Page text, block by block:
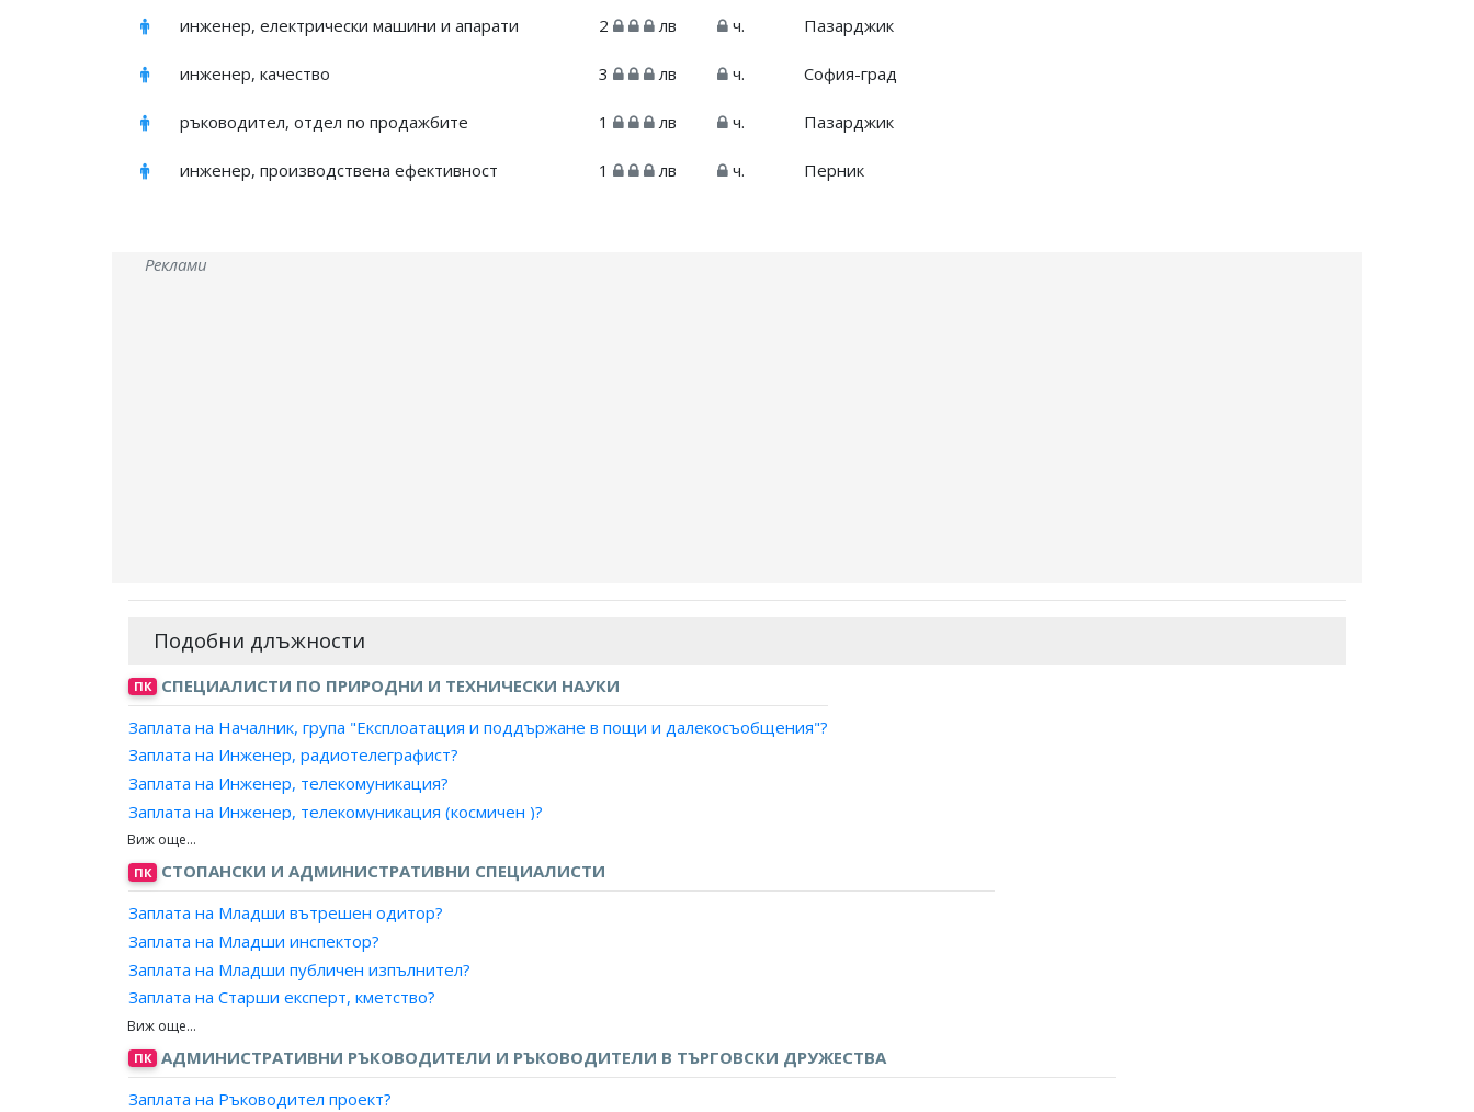
инженер, електрически машини и апарати 2 лв ч. Пазарджик
инженер, качество 3 лв ч. София-град
ръководител, отдел по продажбите 1 лв ч. Пазарджик
инженер, производствена ефективност 1 лв ч. Перник
Реклами
Подобни длъжности
ПК СПЕЦИАЛИСТИ ПО ПРИРОДНИ И ТЕХНИЧЕСКИ НАУКИ
Заплата на Началник, група "Експлоатация и поддържане в пощи и далекосъобщения"?
Заплата на Инженер, радиотелеграфист?
Заплата на Инженер, телекомуникация?
Заплата на Инженер, телекомуникация (космичен )?
Заплата на Инженер, телекомуникация (радарни системи )?
Заплата на Инженер, телекомуникация (радио)?
Заплата на Инженер, телекомуникация (сигнални системи)?
Заплата на Инженер, телекомуникация (телевизия )?
Заплата на Инженер, телекомуникация (телеграф)?
Заплата на Инженер, телекомуникация (телефон)?
Заплата на Инженер, ръководител екип/радио и телевизия?
Заплата на Инженер, АРС на подвижен състав, метрополитен?
Заплата на Експерт, телекомуникации и мрежи за данни?
Заплата на Експерт, комуникации?
ПК СТОПАНСКИ И АДМИНИСТРАТИВНИ СПЕЦИАЛИСТИ
Заплата на Младши вътрешен одитор?
Заплата на Младши инспектор?
Заплата на Младши публичен изпълнител?
Заплата на Старши експерт, кметство?
Заплата на Младши експерт, кметство?
Заплата на Младши експерт?
Заплата на Изследовател?
ПК АДМИНИСТРАТИВНИ РЪКОВОДИТЕЛИ И РЪКОВОДИТЕЛИ В ТЪРГОВСКИ ДРУЖЕСТВА
Заплата на Ръководител проект?